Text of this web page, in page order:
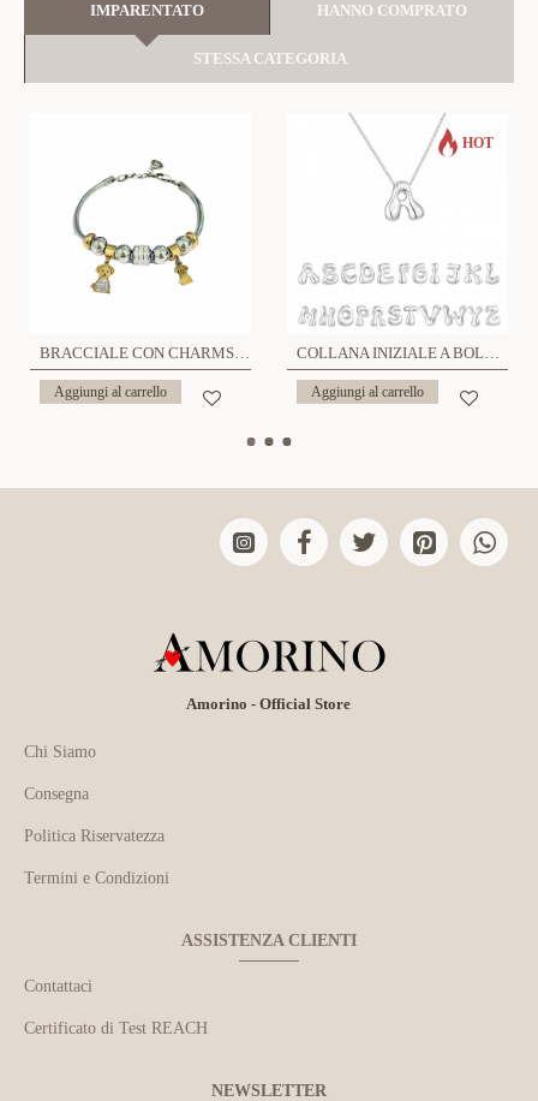
IMPARENTATO HANNO COMPRATO
STESSA CATEGORIA
BRACCIALE CON CHARMS CANE - JN2273D309
Aggiungi al carrello
HOT
COLLANA INIZIALE A BOLLA GROSSA - JN24512B89
Aggiungi al carrello
Amorino - Official Store
Chi Siamo
Consegna
Politica Riservatezza
Termini e Condizioni
ASSISTENZA CLIENTI
Contattaci
Certificato di Test REACH
NEWSLETTER